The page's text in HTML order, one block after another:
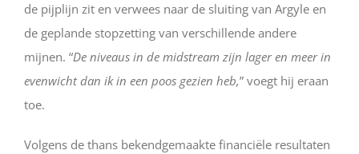
de pijplijn zit en verwees naar de sluiting van Argyle en
de geplande stopzetting van verschillende andere
mijnen. “De niveaus in de midstream zijn lager en meer in
evenwicht dan ik in een poos gezien heb,” voegt hij eraan
toe.
Volgens de thans bekendgemaakte financiële resultaten